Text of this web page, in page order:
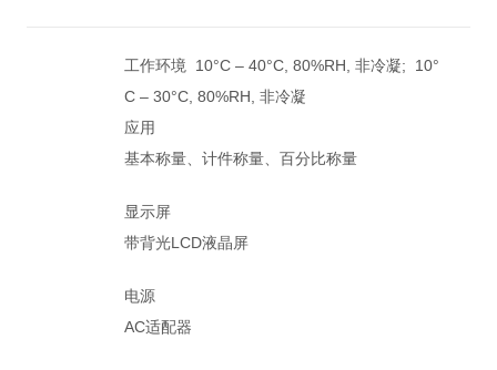
工作环境 10°C – 40°C, 80%RH, 非冷凝; 10°
C – 30°C, 80%RH, 非冷凝
应用
基本称量、计件称量、百分比称量
显示屏
带背光LCD液晶屏
电源
AC适配器